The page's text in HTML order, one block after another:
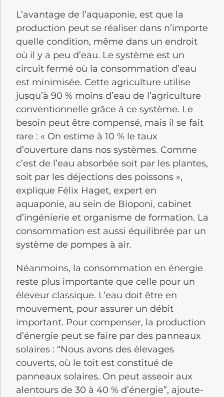
L’avantage de l’aquaponie, est que la
production peut se réaliser dans n’importe
quelle condition, même dans un endroit
où il y a peu d’eau. Le système est un
circuit fermé où la consommation d’eau
est minimisée. Cette agriculture utilise
jusqu’à 90 % moins d’eau de l’agriculture
conventionnelle grâce à ce système. Le
besoin peut être compensé, mais il se fait
rare : « On estime à 10 % le taux
d’ouverture dans nos systèmes. Comme
c’est de l’eau absorbée soit par les plantes,
soit par les déjections des poissons »,
explique Félix Haget, expert en
aquaponie, au sein de Bioponi, cabinet
d’ingénierie et organisme de formation. La
consommation est aussi équilibrée par un
système de pompes à air.
Néanmoins, la consommation en énergie
reste plus importante que celle pour un
éleveur classique. L’eau doit être en
mouvement, pour assurer un débit
important. Pour compenser, la production
d’énergie peut se faire par des panneaux
solaires : “Nous avons des élevages
couverts, où le toit est constitué de
panneaux solaires. On peut asseoir aux
alentours de 30 à 40 % d’énergie”, ajoute-